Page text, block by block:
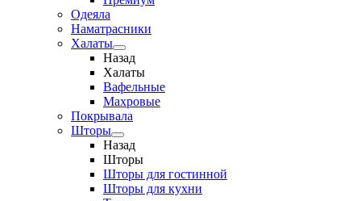
Одеяла
Наматрасники
Халаты
Назад
Халаты
Вафельные
Махровые
Покрывала
Шторы
Назад
Шторы
Шторы для гостинной
Шторы для кухни